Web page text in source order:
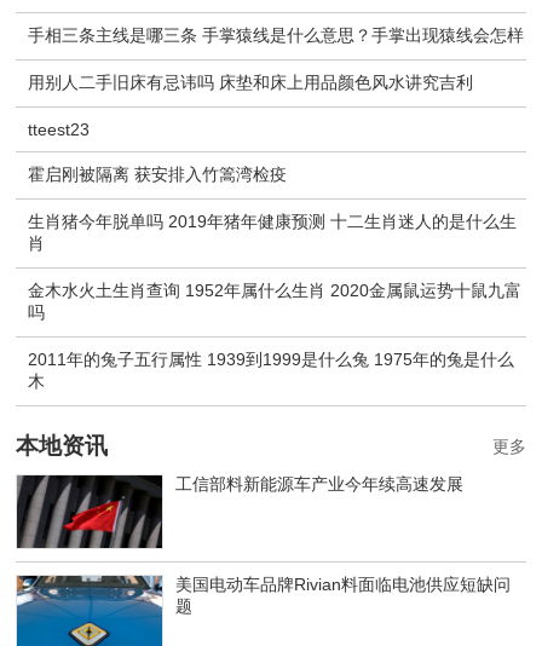
手相三条主线是哪三条 手掌猿线是什么意思？手掌出现猿线会怎样
用别人二手旧床有忌讳吗 床垫和床上用品颜色风水讲究吉利
tteest23
霍启刚被隔离 获安排入竹篙湾检疫
生肖猪今年脱单吗 2019年猪年健康预测 十二生肖迷人的是什么生
肖
金木水火土生肖查询 1952年属什么生肖 2020金属鼠运势十鼠九富
吗
2011年的兔子五行属性 1939到1999是什么兔 1975年的兔是什么
木
本地资讯
工信部料新能源车产业今年续高速发展
美国电动车品牌Rivian料面临电池供应短缺问
题
更多